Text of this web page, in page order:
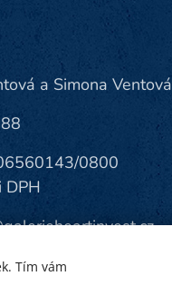
a Simona Ventová
0800
DPH
218 723
Tím vám